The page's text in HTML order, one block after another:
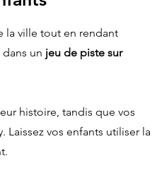
la ville tout en rendant
un jeu de piste sur
histoire, tandis que vos
vos enfants utiliser la